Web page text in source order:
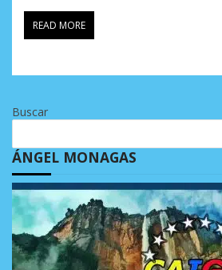
READ MORE
Buscar
ÁNGEL MONAGAS